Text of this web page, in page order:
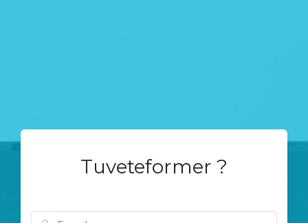
Tuveteformer ?